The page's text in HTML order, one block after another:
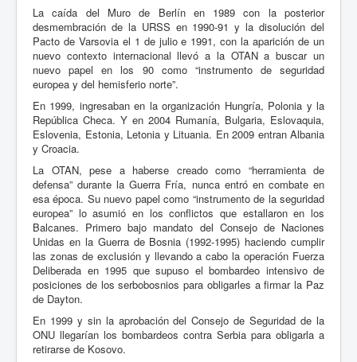
La caída del Muro de Berlín en 1989 con la posterior
desmembración de la URSS en 1990-91 y la disolución del
Pacto de Varsovia el 1 de julio e 1991, con la aparición de un
nuevo contexto internacional llevó a la OTAN a buscar un
nuevo papel en los 90 como “instrumento de seguridad
europea y del hemisferio norte”.
En 1999, ingresaban en la organización Hungría, Polonia y la
República Checa. Y en 2004 Rumanía, Bulgaria, Eslovaquia,
Eslovenia, Estonia, Letonia y Lituania. En 2009 entran Albania
y Croacia.
La OTAN, pese a haberse creado como “herramienta de
defensa” durante la Guerra Fría, nunca entró en combate en
esa época. Su nuevo papel como “instrumento de la seguridad
europea” lo asumió en los conflictos que estallaron en los
Balcanes. Primero bajo mandato del Consejo de Naciones
Unidas en la Guerra de Bosnia (1992-1995) haciendo cumplir
las zonas de exclusión y llevando a cabo la operación Fuerza
Deliberada en 1995 que supuso el bombardeo intensivo de
posiciones de los serbobosnios para obligarles a firmar la Paz
de Dayton.
En 1999 y sin la aprobación del Consejo de Seguridad de la
ONU llegarían los bombardeos contra Serbia para obligarla a
retirarse de Kosovo.